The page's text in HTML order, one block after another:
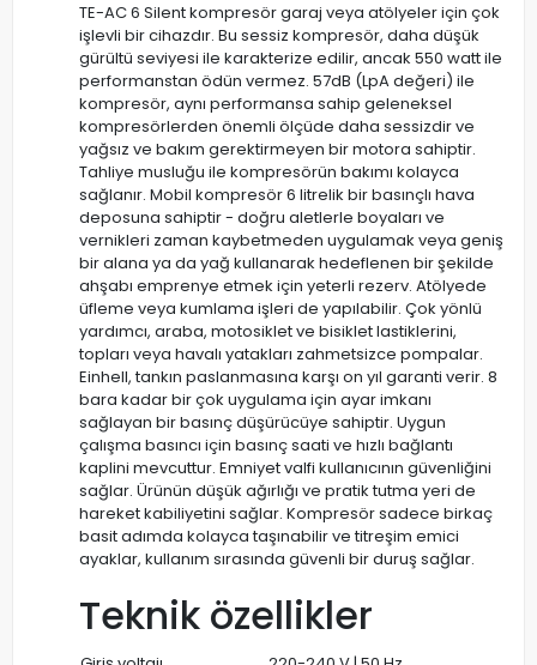
TE-AC 6 Silent kompresör garaj veya atölyeler için çok
işlevli bir cihazdır. Bu sessiz kompresör, daha düşük
gürültü seviyesi ile karakterize edilir, ancak 550 watt ile
performanstan ödün vermez. 57dB (LpA değeri) ile
kompresör, aynı performansa sahip geleneksel
kompresörlerden önemli ölçüde daha sessizdir ve
yağsız ve bakım gerektirmeyen bir motora sahiptir.
Tahliye musluğu ile kompresörün bakımı kolayca
sağlanır. Mobil kompresör 6 litrelik bir basınçlı hava
deposuna sahiptir - doğru aletlerle boyaları ve
vernikleri zaman kaybetmeden uygulamak veya geniş
bir alana ya da yağ kullanarak hedeflenen bir şekilde
ahşabı emprenye etmek için yeterli rezerv. Atölyede
üfleme veya kumlama işleri de yapılabilir. Çok yönlü
yardımcı, araba, motosiklet ve bisiklet lastiklerini,
topları veya havalı yatakları zahmetsizce pompalar.
Einhell, tankın paslanmasına karşı on yıl garanti verir. 8
bara kadar bir çok uygulama için ayar imkanı
sağlayan bir basınç düşürücüye sahiptir. Uygun
çalışma basıncı için basınç saati ve hızlı bağlantı
kaplini mevcuttur. Emniyet valfi kullanıcının güvenliğini
sağlar. Ürünün düşük ağırlığı ve pratik tutma yeri de
hareket kabiliyetini sağlar. Kompresör sadece birkaç
basit adımda kolayca taşınabilir ve titreşim emici
ayaklar, kullanım sırasında güvenli bir duruş sağlar.
Teknik özellikler